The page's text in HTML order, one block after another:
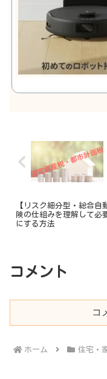
【リスク細分型・総合自
険の仕組みを理解して必
にする方法
コメント
コ
ホーム 住宅・